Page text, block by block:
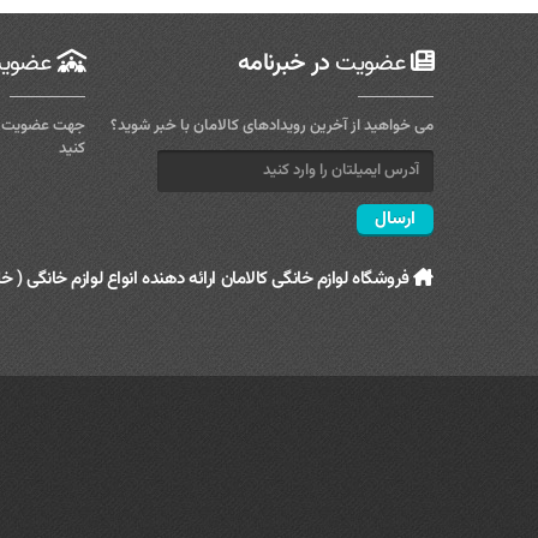
سماور
شیشه شوی
قابلمه
قاشق و چنگال
کولر
کارواش
کیک پز
عضویتدر خبرنامه
می خواهید از آخرین رویدادهای کالامان با خبر شوید؟ جهت عضویت
کنید
فروشگاه لوازم خانگی کالامان ارائه دهنده انواع لوازم خانگی (